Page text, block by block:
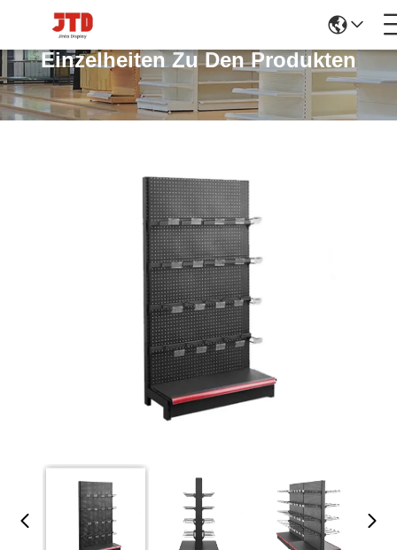
Einzelheiten Zu Den Produkten